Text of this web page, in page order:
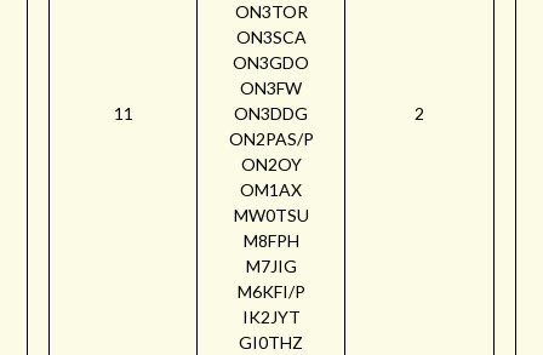
11
ON3TOR
ON3SCA
ON3GDO
ON3FW
ON3DDG
ON2PAS/P
ON2OY
OM1AX
MW0TSU
M8FPH
M7JIG
M6KFI/P
IK2JYT
GI0THZ
2